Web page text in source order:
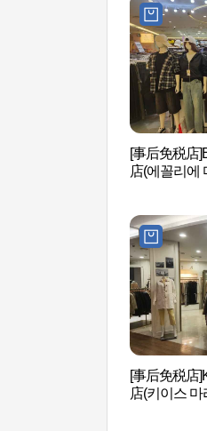
[事后免税店
店(에꼴리에
[事后免税店
店(키이스